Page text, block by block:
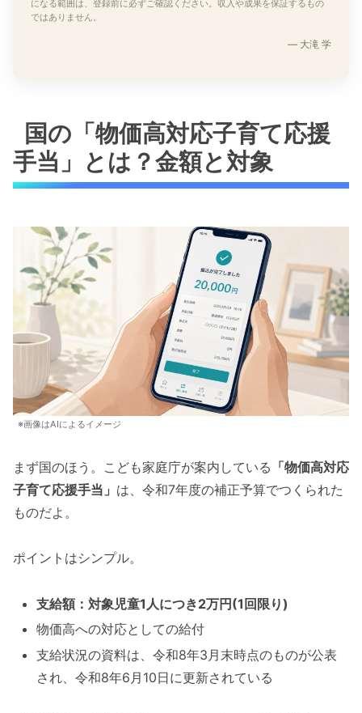
になる範囲は、登録前に必ずご確認ください。収入や成果を保証するもの
ではありません。
— 大滝 学
国の「物価高対応子育て応援
手当」とは？金額と対象
※画像はAIによるイメージ
まず国のほう。こども家庭庁が案内している 「物価高対応
子育て応援手当」 は、令和7年度の補正予算でつくられた
ものだよ。
ポイントはシンプル。
支給額：対象児童1人につき2万円(1回限り)
物価高への対応としての給付
支給状況の資料は、令和8年3月末時点のものが公表
され、令和8年6月10日に更新されている